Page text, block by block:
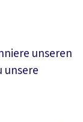
unseren
unsere